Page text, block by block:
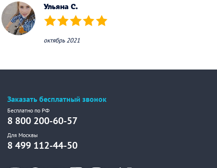
Ульяна С.
(*) (*) (*) (*) (*)
октябрь 2021
Заказать бесплатный звонок
Бесплатно по РФ
8 800 200-60-57
Для Москвы
8 499 112-44-50